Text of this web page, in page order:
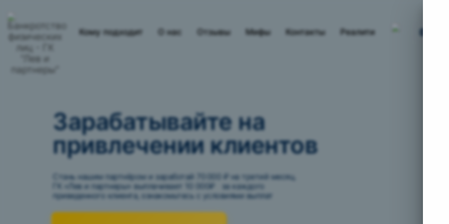
Кому подходит О нас Отзывы Мифы Контакты Реалити
Зарабатывайте на
привлечении клиентов
Стань нашим партнёром и заработай 70 000 ₽ на третий месяц.
ГК «Лев и партнеры» выплачивает 10 000₽ за каждого
приведенного клиента, ознакомьтесь с условиями выплат